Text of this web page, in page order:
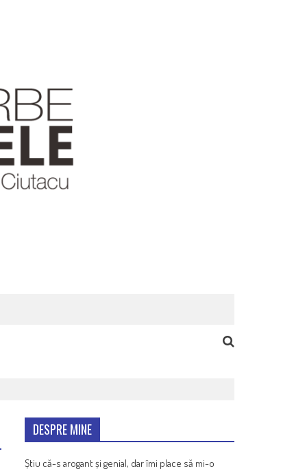
DESPRE MINE
Știu că-s arogant și genial, dar îmi place să mi-o